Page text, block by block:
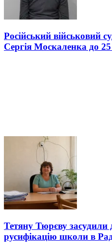
Російський військовий
Сергія Москаленка до 25
Тетяну Тюрєву засудили
русифікацію школи в